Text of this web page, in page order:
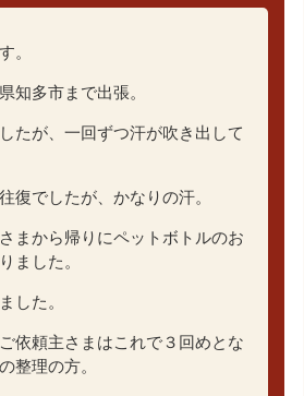
。
知多市まで出張。
たが、一回ずつ汗が吹き出して
復でしたが、かなりの汗。
まから帰りにペットボトルのお
ました。
した。
依頼主さまはこれで３回めとな
整理の方。